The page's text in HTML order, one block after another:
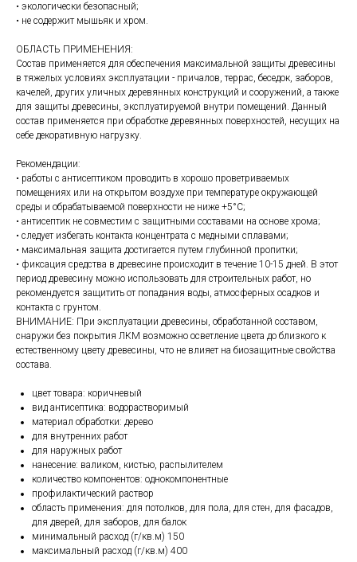
• экологически безопасный;
• не содержит мышьяк и хром.
ОБЛАСТЬ ПРИМЕНЕНИЯ:
Состав применяется для обеспечения максимальной защиты древесины
в тяжелых условиях эксплуатации - причалов, террас, беседок, заборов,
качелей, других уличных деревянных конструкций и сооружений, а также
для защиты древесины, эксплуатируемой внутри помещений. Данный
состав применяется при обработке деревянных поверхностей, несущих на
себе декоративную нагрузку.
Рекомендации:
• работы с антисептиком проводить в хорошо проветриваемых
помещениях или на открытом воздухе при температуре окружающей
среды и обрабатываемой поверхности не ниже +5°С;
• антисептик не совместим с защитными составами на основе хрома;
• следует избегать контакта концентрата с медными сплавами;
• максимальная защита достигается путем глубинной пропитки;
• фиксация средства в древесине происходит в течение 10-15 дней. В этот
период древесину можно использовать для строительных работ, но
рекомендуется защитить от попадания воды, атмосферных осадков и
контакта с грунтом.
ВНИМАНИЕ: При эксплуатации древесины, обработанной составом,
снаружи без покрытия ЛКМ возможно осветление цвета до близкого к
естественному цвету древесины, что не влияет на биозащитные свойства
состава.
цвет товара: коричневый
вид антисептика: водорастворимый
материал обработки: дерево
для внутренних работ
для наружных работ
нанесение: валиком, кистью, распылителем
количество компонентов: однокомпонентные
профилактический раствор
область применения: для потолков, для пола, для стен, для фасадов,
для дверей, для заборов, для балок
минимальный расход (г/кв.м) 150
максимальный расход (г/кв.м) 400